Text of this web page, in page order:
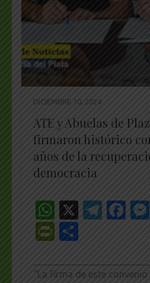
DICIEMBRE 10, 2024
ATE y Abuelas de
firmaron histórico
años de la
democracia
WhatsApp
X
“La firma de este